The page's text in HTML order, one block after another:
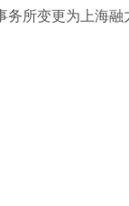
所变更为上海